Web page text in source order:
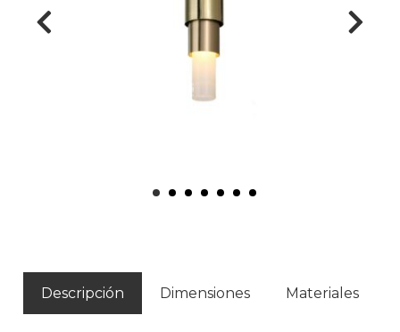
Descripción Dimensiones Materiales